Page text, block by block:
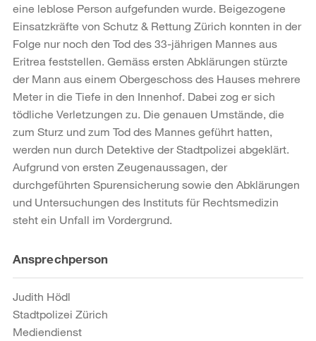
eine leblose Person aufgefunden wurde. Beigezogene
Einsatzkräfte von Schutz & Rettung Zürich konnten in der
Folge nur noch den Tod des 33-jährigen Mannes aus
Eritrea feststellen. Gemäss ersten Abklärungen stürzte
der Mann aus einem Obergeschoss des Hauses mehrere
Meter in die Tiefe in den Innenhof. Dabei zog er sich
tödliche Verletzungen zu. Die genauen Umstände, die
zum Sturz und zum Tod des Mannes geführt hatten,
werden nun durch Detektive der Stadtpolizei abgeklärt.
Aufgrund von ersten Zeugenaussagen, der
durchgeführten Spurensicherung sowie den Abklärungen
und Untersuchungen des Instituts für Rechtsmedizin
steht ein Unfall im Vordergrund.
Weitere
Informationen
Ansprechperson
Judith Hödl
Stadtpolizei Zürich
Mediendienst